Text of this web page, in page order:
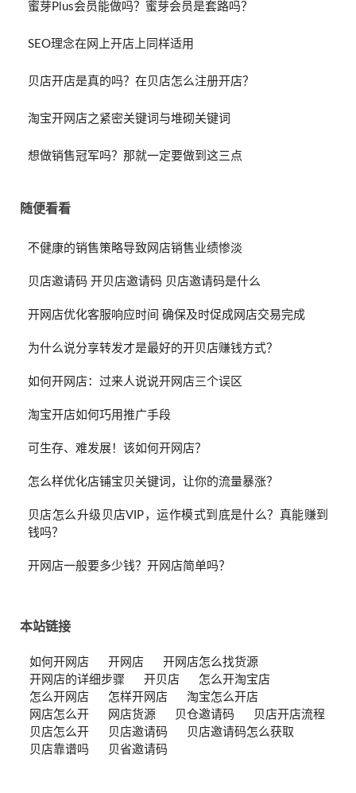
蜜芽Plus会员能做吗？蜜芽会员是套路吗？
SEO理念在网上开店上同样适用
贝店开店是真的吗？在贝店怎么注册开店？
淘宝开网店之紧密关键词与堆砌关键词
想做销售冠军吗？那就一定要做到这三点
随便看看
不健康的销售策略导致网店销售业绩惨淡
贝店邀请码 开贝店邀请码 贝店邀请码是什么
开网店优化客服响应时间 确保及时促成网店交易完成
为什么说分享转发才是最好的开贝店赚钱方式？
如何开网店：过来人说说开网店三个误区
淘宝开店如何巧用推广手段
可生存、难发展！该如何开网店？
怎么样优化店铺宝贝关键词，让你的流量暴涨？
贝店怎么升级贝店VIP，运作模式到底是什么？真能赚到
钱吗？
开网店一般要多少钱？开网店简单吗？
本站链接
如何开网店 开网店
开网店怎么找货源
开网店的详细步骤
开贝店
怎么开淘宝店
怎么开网店
怎样开网店
淘宝怎么开店
网店怎么开
网店货源 贝仓邀请码
贝店开店流程
贝店怎么开
贝店邀请码
贝店邀请码怎么获取
贝店靠谱吗
贝省邀请码